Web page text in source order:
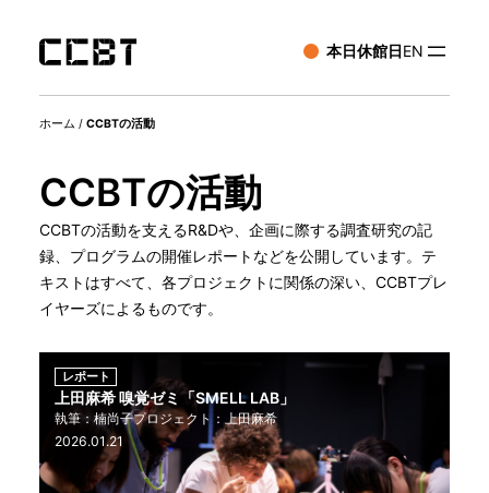
本日休館日EN
ホーム / CCBTの活動
CCBTの活動
CCBTの活動を支えるR&Dや、企画に際する調査研究の記
録、プログラムの開催レポートなどを公開しています。テ
キストはすべて、各プロジェクトに関係の深い、CCBTプレ
イヤーズによるものです。
調査研究
津川恵理✕おおつきしゅうと「建築とグラフィックデザ
インの『ルールの外側』はどこにある？」
津川恵理おおつきしゅうと編集：酒井瑛作
企画・編集：島田芽生
2025.11.26